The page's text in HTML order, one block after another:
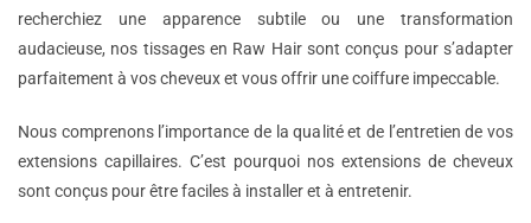
recherchiez une apparence subtile ou une transformation
audacieuse, nos tissages en Raw Hair sont conçus pour s’adapter
parfaitement à vos cheveux et vous offrir une coiffure impeccable.
Nous comprenons l’importance de la qualité et de l’entretien de vos
extensions capillaires. C’est pourquoi nos extensions de cheveux
sont conçus pour être faciles à installer et à entretenir.